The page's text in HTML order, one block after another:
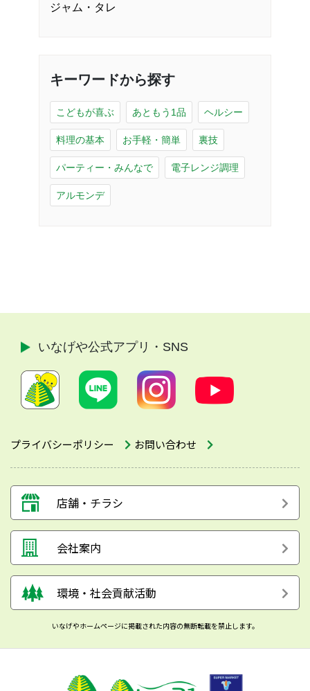
ジャム・タレ
キーワードから探す
こどもが喜ぶ あともう1品 ヘルシー
料理の基本 お手軽・簡単 裏技
パーティー・みんなで 電子レンジ調理
アルモンデ
プライバシーポリシー お問い合わせ
いなげや公式アプリ・SNS
店舗・チラシ
会社案内
環境・社会貢献活動
いなげやホームページに掲載された内容の無断転載を禁止します。